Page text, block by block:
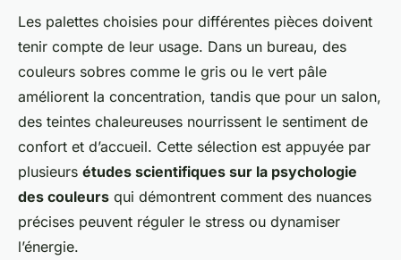
Les palettes choisies pour différentes pièces doivent
tenir compte de leur usage. Dans un bureau, des
couleurs sobres comme le gris ou le vert pâle
améliorent la concentration, tandis que pour un salon,
des teintes chaleureuses nourrissent le sentiment de
confort et d’accueil. Cette sélection est appuyée par
plusieurs études scientifiques sur la psychologie
des couleurs qui démontrent comment des nuances
précises peuvent réguler le stress ou dynamiser
l’énergie.